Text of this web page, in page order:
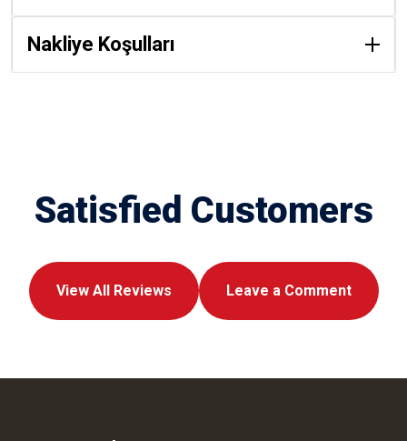
Nakliye Koşulları
Satisfied Customers
View All Reviews Leave a Comment